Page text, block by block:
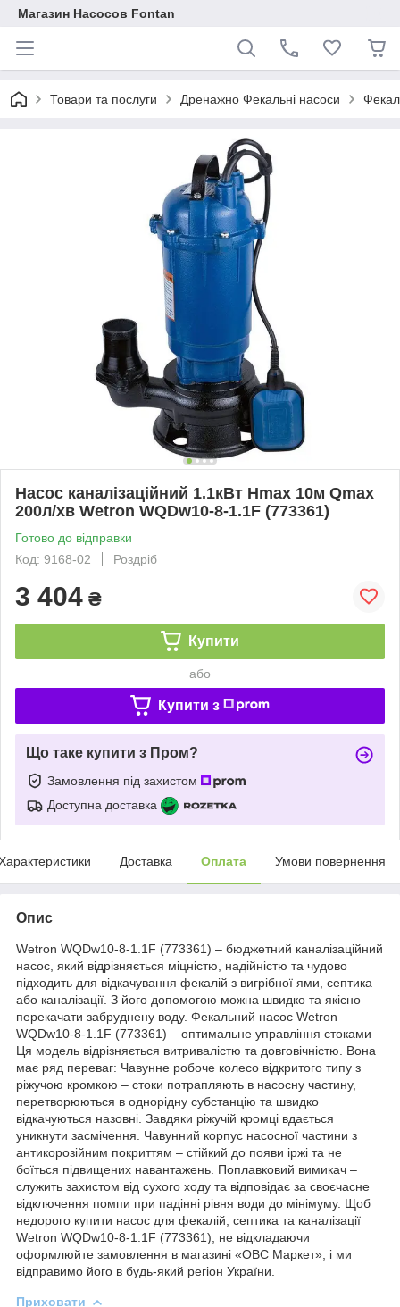
Магазин Насосов Fontan
Товари та послуги Дренажно Фекальні насоси
Насос каналізаційний 1.1кВт Hmax 10м Qmax
200л/хв Wetron WQDw10-8-1.1F (773361)
Готово до відправки
Код: 9168-02
Роздріб
3 404 ₴
Купити
або
Купити з
Що таке купити з Пром?
Замовлення під захистом
Доступна доставка
Доставка Оплата Умови повернення
Опис
Wetron WQDw10-8-1.1F (773361) – бюджетний каналізаційний
насос, який відрізняється міцністю, надійністю та чудово
підходить для відкачування фекалій з вигрібної ями, септика
або каналізації. З його допомогою можна швидко та якісно
перекачати забруднену воду. Фекальний насос Wetron
WQDw10-8-1.1F (773361) – оптимальне управління стоками
Ця модель відрізняється витривалістю та довговічністю. Вона
має ряд переваг: Чавунне робоче колесо відкритого типу з
ріжучою кромкою – стоки потрапляють в насосну частину,
перетворюються в однорідну субстанцію та швидко
відкачуються назовні. Завдяки ріжучій кромці вдається
уникнути засмічення. Чавунний корпус насосної частини з
антикорозійним покриттям – стійкий до появи іржі та не
боїться підвищених навантажень. Поплавковий вимикач –
служить захистом від сухого ходу та відповідає за своєчасне
відключення помпи при падінні рівня води до мінімуму. Щоб
недорого купити насос для фекалій, септика та каналізації
Wetron WQDw10-8-1.1F (773361), не відкладаючи
оформлюйте замовлення в магазині «ОВС Маркет», і ми
відправимо його в будь-який регіон України.
Приховати